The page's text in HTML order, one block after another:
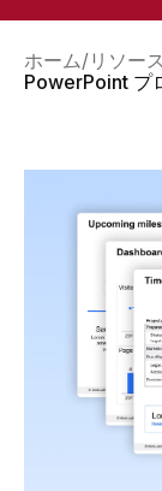
ホーム リソース
PowerPoint プ